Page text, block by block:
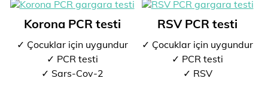
Korona PCR testi
✓ Çocuklar için uygundur
✓ PCR testi
✓ Sars-Cov-2
RSV PCR testi
✓ Çocuklar için uygundur
✓ PCR testi
✓ RSV